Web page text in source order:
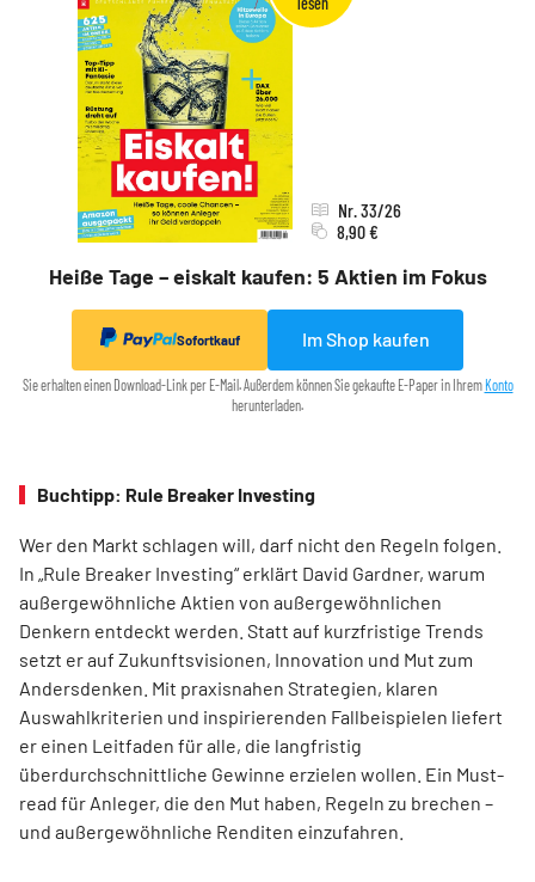
Heiße Tage – eiskalt kaufen: 5 Aktien im Fokus
Nr. 33/26
8,90 €
Sofortkauf Im Shop kaufen
Sie erhalten einen Download-Link per E-Mail. Außerdem können Sie gekaufte E-Paper in IhremKonto
herunterladen.
Buchtipp: Rule Breaker Investing
Wer den Markt schlagen will, darf nicht den Regeln folgen.
In „Rule Breaker Investing“ erklärt David Gardner, warum
außergewöhnliche Aktien von außer­gewöhnlichen
Denkern entdeckt werden. Statt auf kurzfristige Trends
setzt er auf Zukunftsvisionen, Innovation und Mut zum
Andersdenken. Mit praxisnahen Strategien, klaren
Auswahlkriterien und inspirierenden Fallbeispielen liefert
er einen Leit­faden für alle, die langfristig
überdurchschnittliche Gewinne erzielen wollen. Ein Must-
read für Anleger, die den Mut haben, Regeln zu brechen –
und außergewöhnliche Renditen einzufahren.